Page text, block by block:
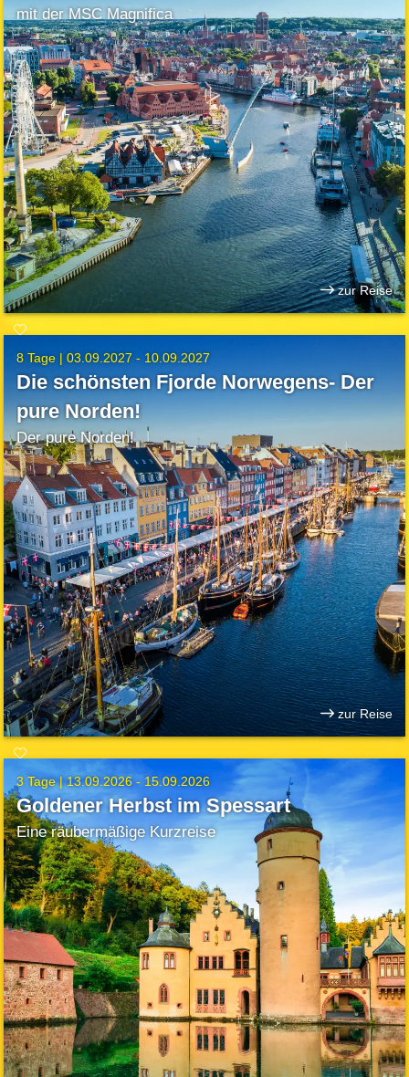
mit der MSC Magnifica
zur Reise
8 Tage |03.09.2027 - 10.09.2027
Die schönsten Fjorde Norwegens- Der
pure Norden!
Der pure Norden!
zur Reise
3 Tage |13.09.2026 - 15.09.2026
Goldener Herbst im Spessart
Eine räubermäßige Kurzreise